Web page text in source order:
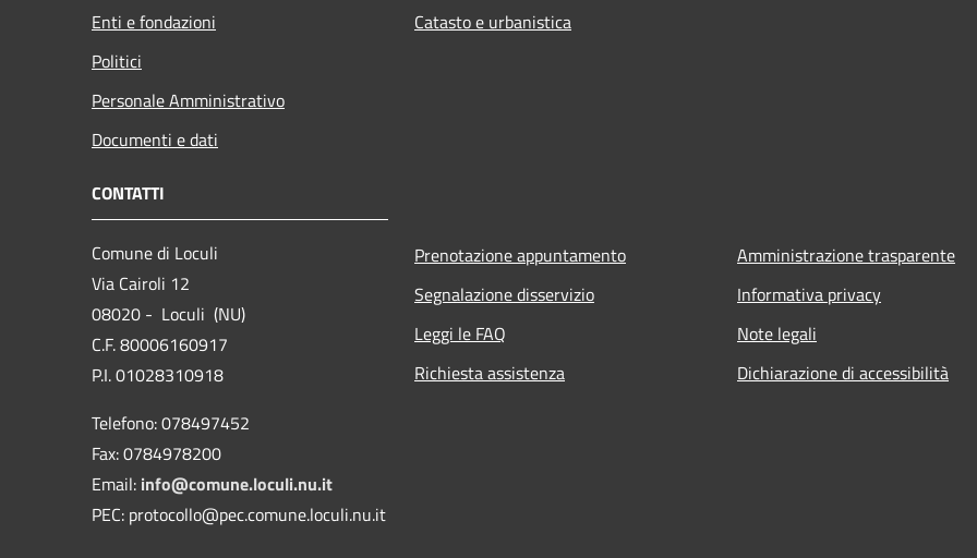
Enti e fondazioni
Politici
Personale Amministrativo
Documenti e dati
Catasto e urbanistica
CONTATTI
Comune di Loculi
Via Cairoli 12
08020 - Loculi (NU)
C.F. 80006160917
P.I. 01028310918
Telefono: 078497452
Fax: 0784978200
Email: info@comune.loculi.nu.it
PEC: protocollo@pec.comune.loculi.nu.it
Prenotazione appuntamento
Segnalazione disservizio
Leggi le FAQ
Richiesta assistenza
Amministrazione trasparente
Informativa privacy
Note legali
Dichiarazione di accessibilità